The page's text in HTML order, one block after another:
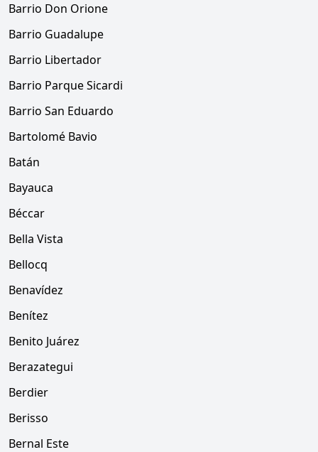
Barrio Don Orione
Barrio Guadalupe
Barrio Libertador
Barrio Parque Sicardi
Barrio San Eduardo
Bartolomé Bavio
Batán
Bayauca
Béccar
Bella Vista
Bellocq
Benavídez
Benítez
Benito Juárez
Berazategui
Berdier
Berisso
Bernal Este